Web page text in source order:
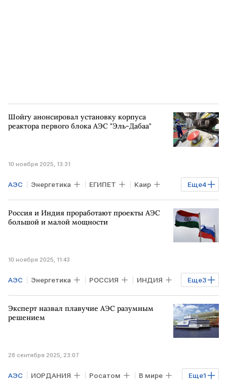
Шойгу анонсировал установку корпуса
реактора первого блока АЭС "Эль-Дабаа"
10 ноября 2025, 13:31
Еще4
АЭС Энергетика ЕГИПЕТ Каир
РФ Сергей Шойгу
АЭС "Эль-Дабаа" Росатом
Россия и Индия проработают проекты АЭС
большой и малой мощности
10 ноября 2025, 11:43
Еще3
АЭС Энергетика РОССИЯ ИНДИЯ
Алексей Лихачев Росатом
атомная энергетика
Эксперт назвал плавучие АЭС разумным
решением
28 сентября 2025, 23:07
Еще1
АЭС ИОРДАНИЯ Росатом В мире